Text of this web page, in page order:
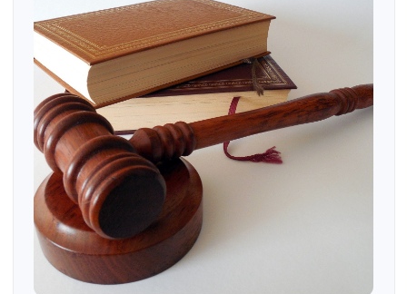
Razones para invertir en México